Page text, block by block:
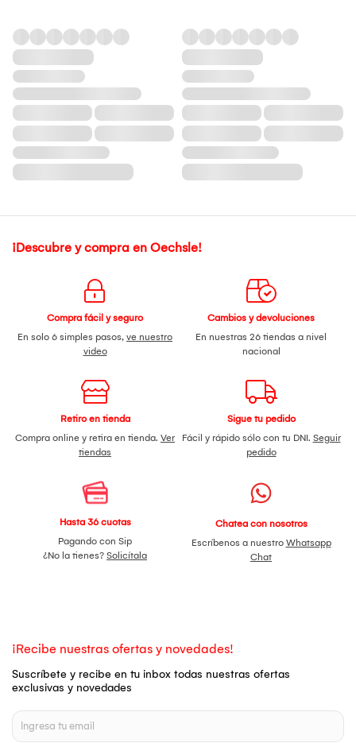
¡Descubre y compra en Oechsle!
Compra fácil y seguro
En solo 6 simples pasos, ve nuestro
video
Cambios y devoluciones
En nuestras 26 tiendas a nivel
nacional
Retiro en tienda
Compra online y retira en tienda. Ver
tiendas
Sigue tu pedido
Fácil y rápido sólo con tu DNI. Seguir
pedido
Hasta 36 cuotas
Pagando con Sip
¿No la tienes? Solicítala
Chatea con nosotros
Escríbenos a nuestro Whatsapp
Chat
¡Recibe nuestras ofertas y novedades!
Suscríbete y recibe en tu inbox todas nuestras ofertas
exclusivas y novedades